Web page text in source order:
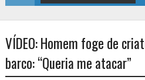
VÍDEO: Homem foge de
barco: “Queria me atacar”